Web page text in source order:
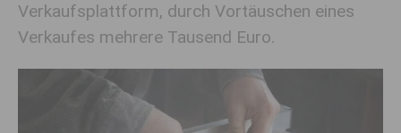
Verkaufsplattform, durch Vortäuschen eines
Verkaufes mehrere Tausend Euro.